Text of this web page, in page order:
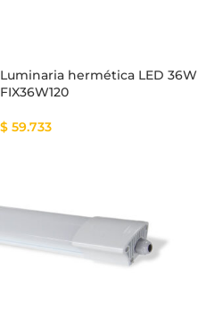
Luminaria hermética LED 36W
FIX36W120
$ 59.733